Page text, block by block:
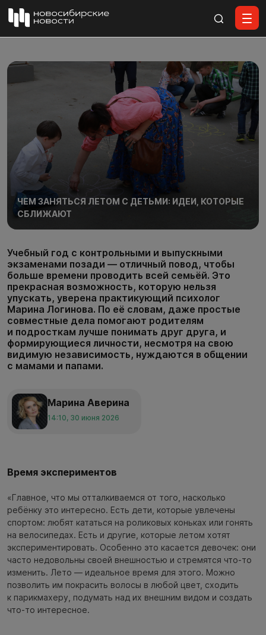
ЧЕМ ЗАНЯТЬСЯ ЛЕТОМ С ДЕТЬМИ: ИДЕИ, КОТОРЫЕ
СБЛИЖАЮТ
Учебный год с контрольными и выпускными
экзаменами позади — отличный повод, чтобы
больше времени проводить всей семьёй. Это
прекрасная возможность, которую нельзя
упускать, уверена практикующий психолог
Марина Логинова. По её словам, даже простые
совместные дела помогают родителям
и подросткам лучше понимать друг друга, и
формирующиеся личности, несмотря на свою
видимую независимость, нуждаются в общении
с мамами и папами.
Марина Аверина
14:10, 30 июня 2026
Время экспериментов
«Главное, что мы отталкиваемся от того, насколько
ребёнку это интересно. Есть дети, которые увлечены
спортом: любят кататься на роликовых коньках или гонять
на велосипедах. Есть и другие, которые летом хотят
экспериментировать. Особенно это касается девочек: они
часто недовольны своей внешностью и стремятся что-то
изменить. Лето — идеальное время для этого. Можно
позволить им покрасить волосы в любой цвет, сходить
к парикмахеру, подумать над их внешним видом и создать
что-то интересное.